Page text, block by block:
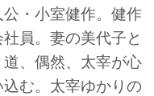
・小室健作。健作
員。妻の美代子と
、偶然、太宰が心
む。太宰ゆかりの